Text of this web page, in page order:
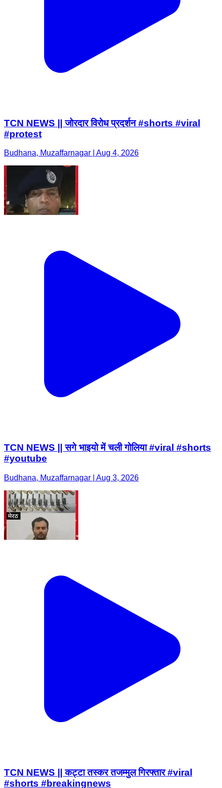
TCN NEWS || जोरदार विरोध प्रदर्शन #shorts #viral
#protest
Budhana, Muzaffarnagar | Aug 4, 2026
TCN NEWS || सगे भाइयो में चली गोलिया #viral #shorts
#youtube
Budhana, Muzaffarnagar | Aug 3, 2026
TCN NEWS || कट्टा तस्कर तजम्मुल गिरफ्तार #viral
#shorts #breakingnews